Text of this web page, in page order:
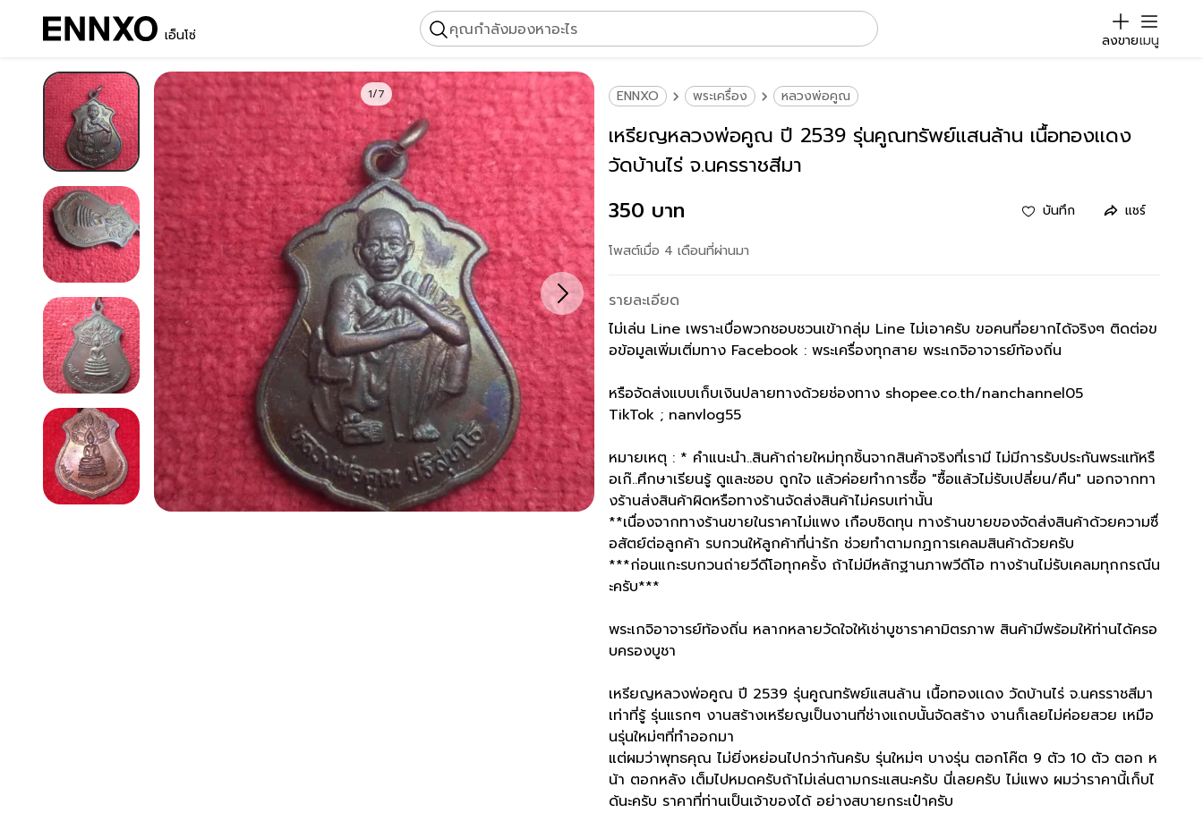
เอ็นโซ่ คุณกำลังมองหาอะไร
ลงขายเมนู
1/7 ENNXO พระเครื่อง หลวงพ่อคูณ
เหรียญหลวงพ่อคูณ ปี 2539 รุ่นคูณทรัพย์แสนล้าน เนื้อทองเเดง
วัดบ้านไร่ จ.นครราชสีมา
350 บาท
บันทึก แชร์
โพสต์เมื่อ 4 เดือนที่ผ่านมา
รายละเอียด
ไม่เล่น Line เพราะเบื่อพวกชอบชวนเข้ากลุ่ม Line ไม่เอาครับ ขอคนที่อยากได้จริงๆ ติดต่อข
อข้อมูลเพิ่มเติ่มทาง Facebook : พระเครื่องทุกสาย พระเกจิอาจารย์ท้องถิ่น
หรือจัดส่งแบบเก็บเงินปลายทางด้วยช่องทาง shopee.co.th/nanchannel05
TikTok ; nanvlog55
หมายเหตุ : * คำแนะนำ..สินค้าถ่ายใหม่ทุกชิ้นจากสินค้าจริงที่เรามี ไม่มีการรับประกันพระแท้หรื
อเก๊..ศึกษาเรียนรู้ ดูและชอบ ถูกใจ แล้วค่อยทำการซื้อ "ซื้อแล้วไม่รับเปลี่ยน/คืน" นอกจากทา
งร้านส่งสินค้าผิดหรือทางร้านจัดส่งสินค้าไม่ครบเท่านั้น
**เนื่องจากทางร้านขายในราคาไม่แพง เกือบชิดทุน ทางร้านขายของจัดส่งสินค้าด้วยความซื่
อสัตย์ต่อลูกค้า รบกวนให้ลูกค้าที่น่ารัก ช่วยทำตามกฏการเคลมสินค้าด้วยครับ
***ก่อนแกะรบกวนถ่ายวีดีโอทุกครั้ง ถ้าไม่มีหลักฐานภาพวีดีโอ ทางร้านไม่รับเคลมทุกกรณีน
ะครับ***
พระเกจิอาจารย์ท้องถิ่น หลากหลายวัดใจให้เช่าบูชาราคามิตรภาพ สินค้ามีพร้อมให้ท่านได้ครอ
บครองบูชา
เหรียญหลวงพ่อคูณ ปี 2539 รุ่นคูณทรัพย์แสนล้าน เนื้อทองเเดง วัดบ้านไร่ จ.นครราชสีมา
เท่าที่รู้ รุ่นแรกๆ งานสร้างเหรียญเป็นงานที่ช่างแถบนั้นจัดสร้าง งานก็เลยไม่ค่อยสวย เหมือ
นรุ่นใหม่ๆที่ทำออกมา
แต่ผมว่าพุทธคุณ ไม่ยิ่งหย่อนไปกว่ากันครับ รุ่นใหม่ๆ บางรุ่น ตอกโค๊ต 9 ตัว 10 ตัว ตอก ห
น้า ตอกหลัง เต็มไปหมดครับถ้าไม่เล่นตามกระแสนะครับ นี่เลยครับ ไม่แพง ผมว่าราคานี้เก็บไ
ด้นะครับ ราคาที่ท่านเป็นเจ้าของได้ อย่างสบายกระเป๋าครับ